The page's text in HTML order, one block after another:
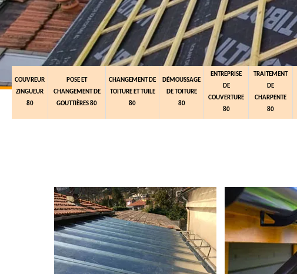
COUVREUR
ZINGUEUR
80
POSE ET
CHANGEMENT DE
GOUTTIÈRES 80
CHANGEMENT DE
TOITURE ET TUILE
80
DÉMOUSSAGE
DE TOITURE
80
ENTREPRISE
DE
COUVERTURE
80
TRAITEMENT
DE
CHARPENTE
80